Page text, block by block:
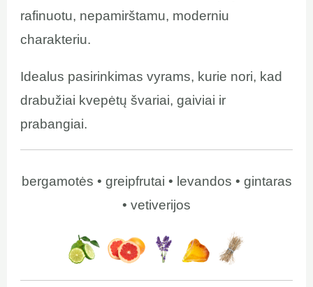
rafinuotu, nepamirštamu, moderniu
charakteriu.
Idealus pasirinkimas vyrams, kurie nori, kad
drabužiai kvepėtų švariai, gaiviai ir
prabangiai.
bergamotės • greipfrutai • levandos • gintaras
• vetiverijos